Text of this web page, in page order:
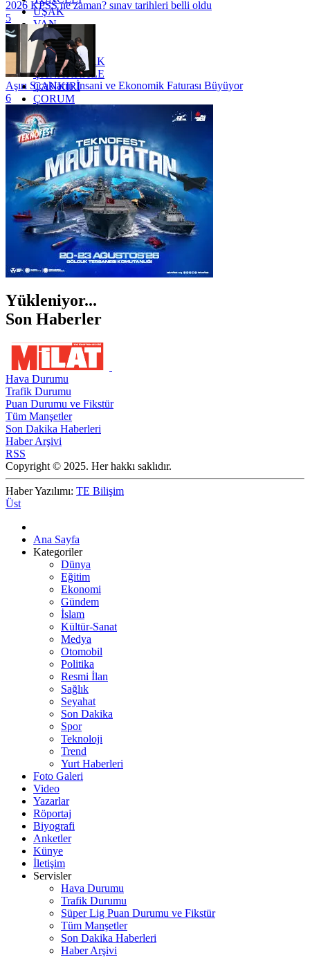
UŞAK
VAN
YALOVA
YOZGAT
ZONGULDAK
ÇANAKKALE
ÇANKIRI
ÇORUM
İSTANBUL
İZMİR
ŞANLIURFA
ŞIRNAK
2026 KPSS ne zaman? sınav tarihleri belli oldu
5
Aşırı Sıcakların İnsani ve Ekonomik Faturası Büyüyor
6
Yükleniyor...
Son Haberler
Hava Durumu
Trafik Durumu
Puan Durumu ve Fikstür
Tüm Manşetler
Son Dakika Haberleri
Haber Arşivi
RSS
Copyright © 2025. Her hakkı saklıdır.
Haber Yazılımı: TE Bilişim
Üst
Ana Sayfa
Kategoriler
Dünya
Eğitim
Ekonomi
Gündem
İslam
Kültür-Sanat
Medya
Otomobil
Politika
Resmi İlan
Sağlık
Seyahat
Son Dakika
Spor
Teknoloji
Trend
Yurt Haberleri
Foto Galeri
Video
Yazarlar
Röportaj
Biyografi
Anketler
Künye
İletişim
Servisler
Hava Durumu
Trafik Durumu
Süper Lig Puan Durumu ve Fikstür
Tüm Manşetler
Son Dakika Haberleri
Haber Arşivi